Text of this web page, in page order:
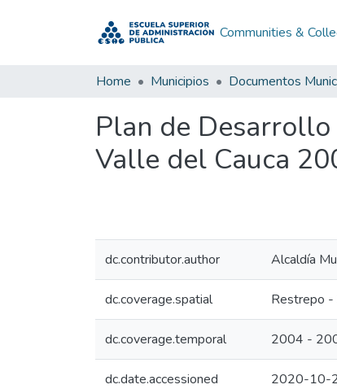
Communities &
Home Municipios Documentos
Plan de
Valle del Cauca
dc.contributor.author Alcaldía
dc.coverage.spatial Restrepo -
dc.coverage.temporal 2004 -
dc.date.accessioned 2020-10-